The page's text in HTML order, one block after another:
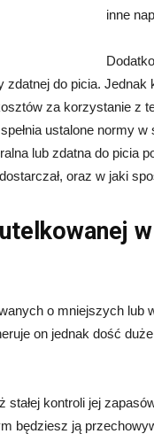
inne
zdatnej do picia.
za korzystanie z
ustalone normy
lub zdatna do picia
oraz w jaki
o mniejszych
on jednak dość
stałej kontroli jej
będziesz ją